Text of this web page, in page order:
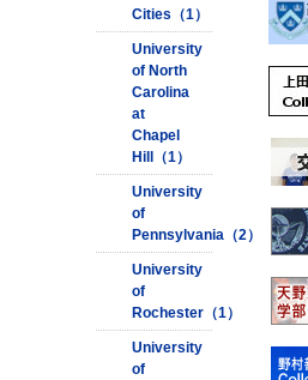
Cities（1）
University
of North
Carolina
at
Chapel
Hill（1）
University
of
Pennsylvania（2）
University
of
Rochester（1）
University
of